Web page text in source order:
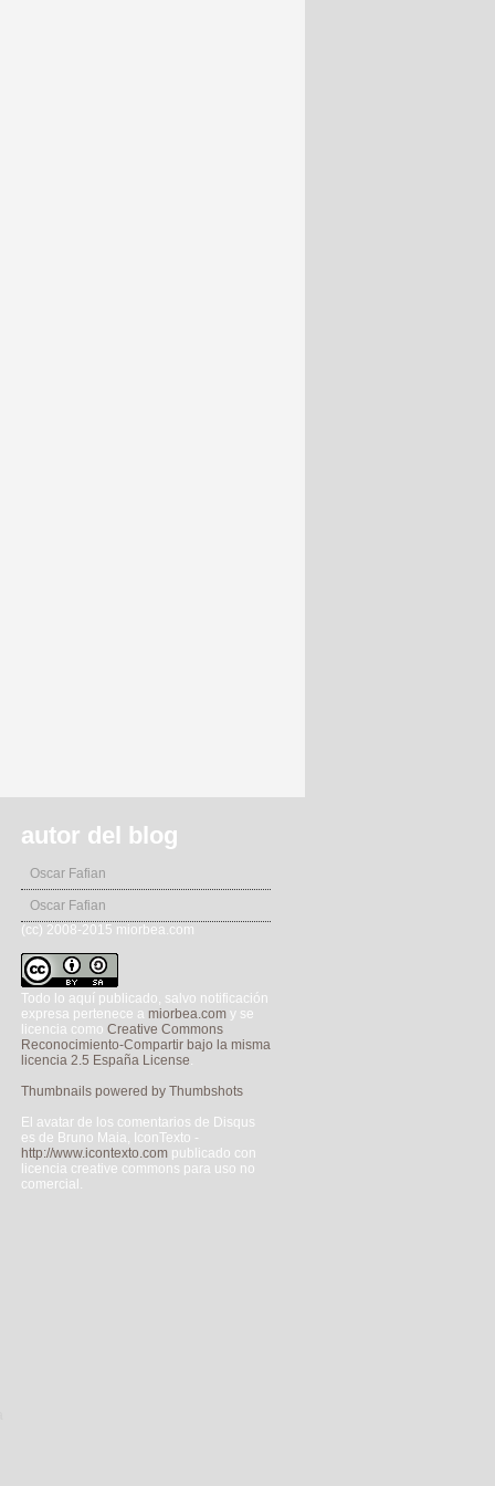
autor del blog
Oscar Fafian
Oscar Fafian
(cc) 2008-2015 miorbea.com
Todo lo aquí publicado, salvo notificación
expresa pertenece a miorbea.com y se
licencia como Creative Commons
Reconocimiento-Compartir bajo la misma
licencia 2.5 España License
Thumbnails powered by Thumbshots
El avatar de los comentarios de Disqus
es de Bruno Maia, IconTexto -
http://www.icontexto.com publicado con
licencia creative commons para uso no
comercial.